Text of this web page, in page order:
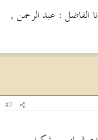
الفاضل : عبد الرحمن ,
#7